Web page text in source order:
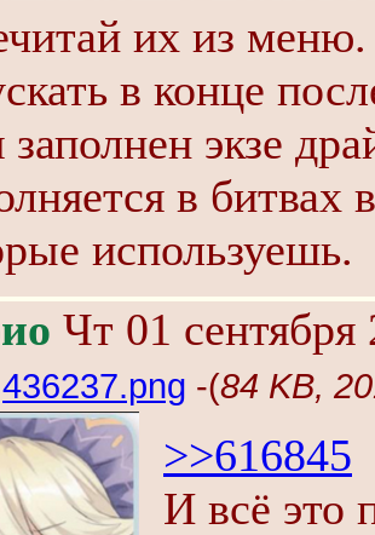
их из
в конце
заполнен экзе
в битвах
используешь.
Чт 01
436237.png -(84 KB,
>>616845
И всё это